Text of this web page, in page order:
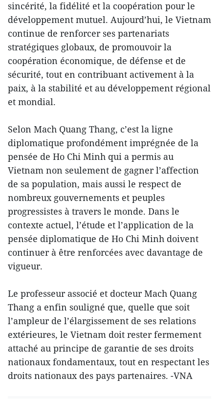
sincérité, la fidélité et la coopération pour le
développement mutuel. Aujourd’hui, le Vietnam
continue de renforcer ses partenariats
stratégiques globaux, de promouvoir la
coopération économique, de défense et de
sécurité, tout en contribuant activement à la
paix, à la stabilité et au développement régional
et mondial.
Selon Mach Quang Thang, c’est la ligne
diplomatique profondément imprégnée de la
pensée de Ho Chi Minh qui a permis au
Vietnam non seulement de gagner l’affection
de sa population, mais aussi le respect de
nombreux gouvernements et peuples
progressistes à travers le monde. Dans le
contexte actuel, l’étude et l’application de la
pensée diplomatique de Ho Chi Minh doivent
continuer à être renforcées avec davantage de
vigueur.
Le professeur associé et docteur Mach Quang
Thang a enfin souligné que, quelle que soit
l’ampleur de l’élargissement de ses relations
extérieures, le Vietnam doit rester fermement
attaché au principe de garantie de ses droits
nationaux fondamentaux, tout en respectant les
droits nationaux des pays partenaires. -VNA